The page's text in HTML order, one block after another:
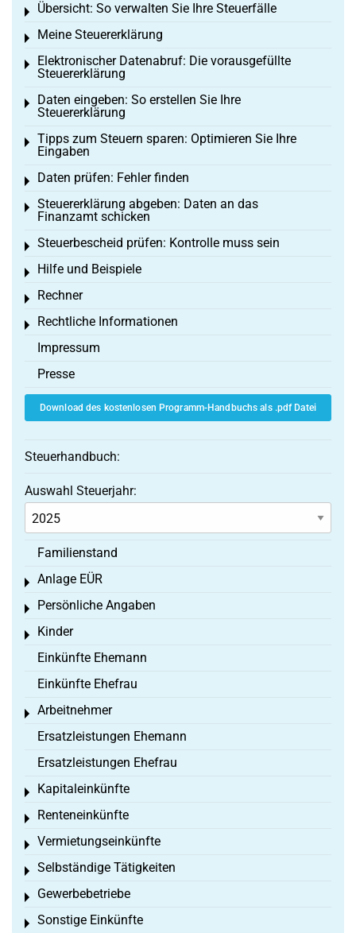
Übersicht: So verwalten Sie Ihre Steuerfälle
Toggle menu
Meine Steuererklärung
Toggle menu
Elektronischer Datenabruf: Die vorausgefüllte
Steuererklärung
Toggle menu
Daten eingeben: So erstellen Sie Ihre
Steuererklärung
Toggle menu
Tipps zum Steuern sparen: Optimieren Sie Ihre
Eingaben
Toggle menu
Daten prüfen: Fehler finden
Toggle menu
Steuererklärung abgeben: Daten an das
Finanzamt schicken
Toggle menu
Steuerbescheid prüfen: Kontrolle muss sein
Toggle menu
Hilfe und Beispiele
Toggle menu
Rechner
Toggle menu
Rechtliche Informationen
Toggle menu
Impressum
Presse
Download des kostenlosen Programm-Handbuchs als .pdf Datei
Steuerhandbuch:
Auswahl Steuerjahr:
Familienstand
Anlage EÜR
Toggle menu
Persönliche Angaben
Toggle menu
Kinder
Toggle menu
Einkünfte Ehemann
Einkünfte Ehefrau
Arbeitnehmer
Toggle menu
Ersatzleistungen Ehemann
Ersatzleistungen Ehefrau
Kapitaleinkünfte
Toggle menu
Renteneinkünfte
Toggle menu
Vermietungseinkünfte
Toggle menu
Selbständige Tätigkeiten
Toggle menu
Gewerbebetriebe
Toggle menu
Sonstige Einkünfte
Toggle menu